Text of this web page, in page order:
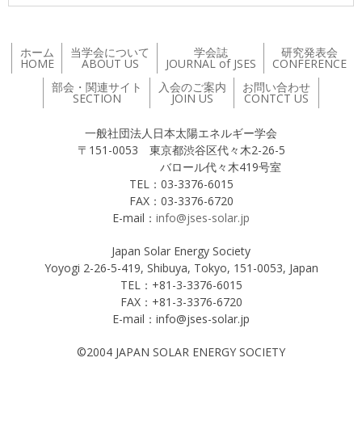
ホーム
HOME
当学会について
ABOUT US
学会誌
JOURNAL of JSES
研究発表会
CONFERENCE
部会・関連サイト
SECTION
入会のご案内
JOIN US
お問い合わせ
CONTCT US
一般社団法人日本太陽エネルギー学会
〒151-0053 東京都渋谷区代々木2-26-5
バロール代々木419号室
TEL：03-3376-6015
FAX：03-3376-6720
E-mail： info@jses-solar.jp
Japan Solar Energy Society
Yoyogi 2-26-5-419, Shibuya, Tokyo, 151-0053, Japan
TEL：+81-3-3376-6015
FAX：+81-3-3376-6720
E-mail：info@jses-solar.jp
©2004 JAPAN SOLAR ENERGY SOCIETY